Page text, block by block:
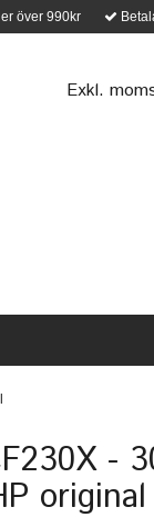
över 990kr
Exkl.
-
original